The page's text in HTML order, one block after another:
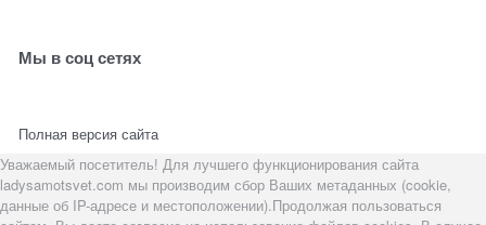
Мы в соц сетях
Полная версия сайта
Уважаемый посетитель! Для лучшего функционирования сайта
ladysamotsvet.com мы производим сбор Ваших метаданных (cookie,
данные об IP-адресе и местоположении).Продолжая пользоваться